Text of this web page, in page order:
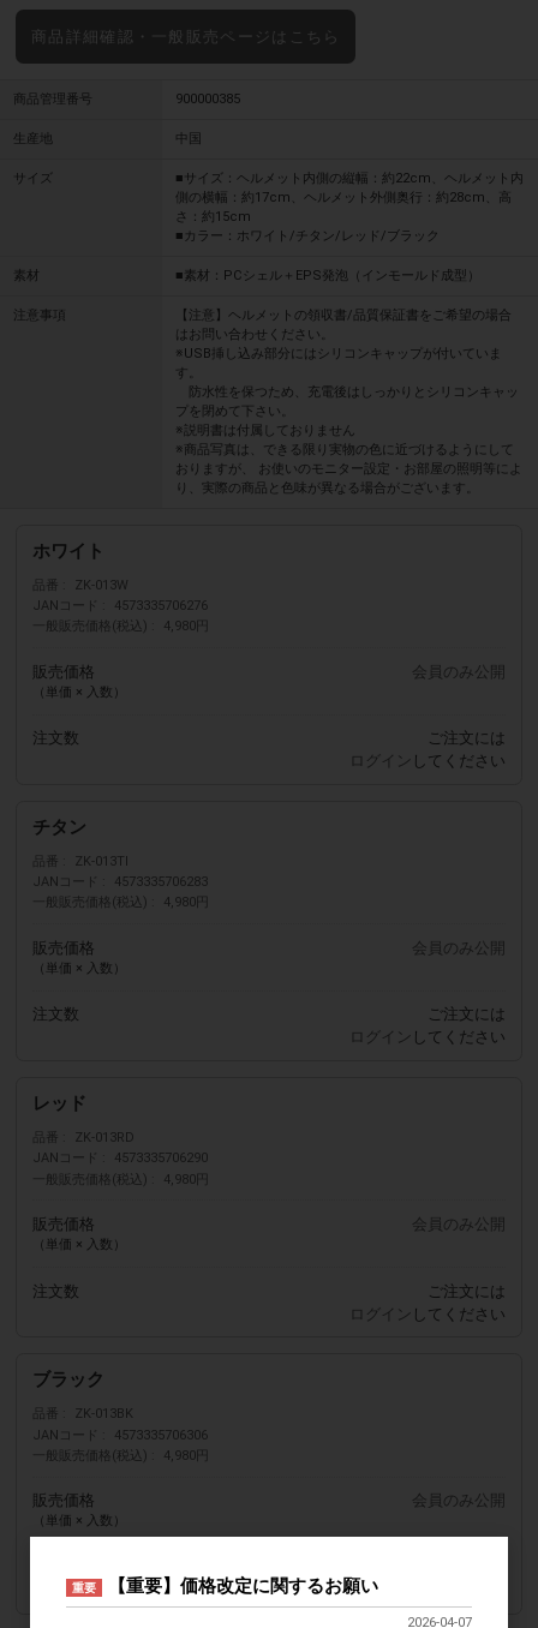
商品詳細確認・一般販売ページはこちら
商品管理番号 900000385
生産地 中国
サイズ
■サイズ：ヘルメット内側の縦幅：約22cm、ヘルメット内
側の横幅：約17cm、ヘルメット外側奥行：約28cm、高
さ：約15cm
■カラー：ホワイト/チタン/レッド/ブラック
素材 ■素材：PCシェル＋EPS発泡（インモールド成型）
注意事項
【注意】ヘルメットの領収書/品質保証書をご希望の場合
はお問い合わせください。
※USB挿し込み部分にはシリコンキャップが付いていま
す。
防水性を保つため、充電後はしっかりとシリコンキャッ
プを閉めて下さい。
※説明書は付属しておりません
※商品写真は、できる限り実物の色に近づけるようにして
おりますが、 お使いのモニター設定・お部屋の照明等によ
り、実際の商品と色味が異なる場合がございます。
ホワイト
品番
ZK-013W
JANコード
4573335706276
一般販売価格(税込)
4,980円
販売価格
（単価 × 入数）
会員のみ公開
注文数
ご注文には
ログイン してください
チタン
品番
ZK-013TI
JANコード
4573335706283
一般販売価格(税込)
4,980円
販売価格
（単価 × 入数）
会員のみ公開
注文数
ご注文には
ログイン してください
レッド
品番
ZK-013RD
JANコード
4573335706290
一般販売価格(税込)
4,980円
販売価格
（単価 × 入数）
会員のみ公開
注文数
ご注文には
ログイン してください
ブラック
品番
ZK-013BK
JANコード
4573335706306
一般販売価格(税込)
4,980円
販売価格
（単価 × 入数）
会員のみ公開
ログイン
重要 【重要】価格改定に関するお願い
2026-04-07